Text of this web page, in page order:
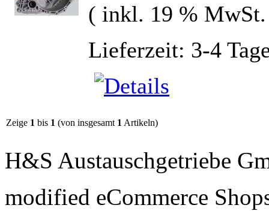
( inkl. 19 %
Lieferzeit: 3-4
Zeige 1 bis 1 (von insgesamt 1 Artikeln)
H&S Austauschgetriebe
modified eCommerce